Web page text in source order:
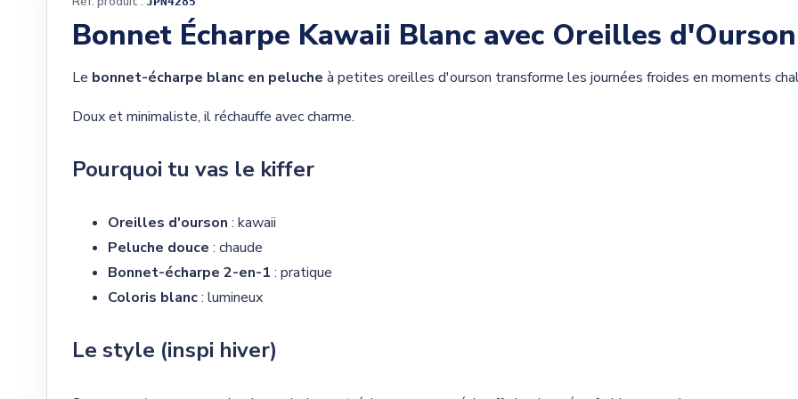
Bonnet Écharpe Kawaii Blanc avec Oreilles d'Ourson
Le bonnet-écharpe blanc en peluche à petites oreilles d'ourson transforme les journées froides en moments
Doux et minimaliste, il réchauffe avec charme.
Pourquoi tu vas le kiffer
Oreilles d'ourson : kawaii
Peluche douce : chaude
Bonnet-écharpe 2-en-1 : pratique
Coloris blanc: lumineux
Le style (inspi hiver)